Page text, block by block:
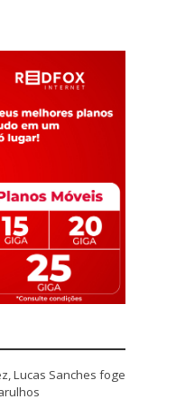
Lucas Sanches foge